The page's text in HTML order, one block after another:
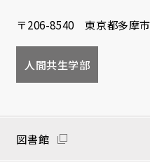
〒206-8540 東京都多摩
人間共生学部
図書館